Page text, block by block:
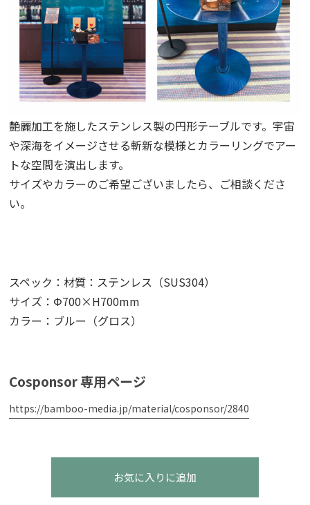
艶麗加工を施したステンレス製の円形テーブルです。宇宙
や深海をイメージさせる斬新な模様とカラーリングでアー
トな空間を演出します。
サイズやカラーのご希望ございましたら、ご相談くださ
い。
スペック：材質：ステンレス（SUS304）
サイズ： Φ700×H700mm
カラー：ブルー（グロス）
Cosponsor 専用ページ
https://bamboo-media.jp/material/cosponsor/2840
お気に入りに追加